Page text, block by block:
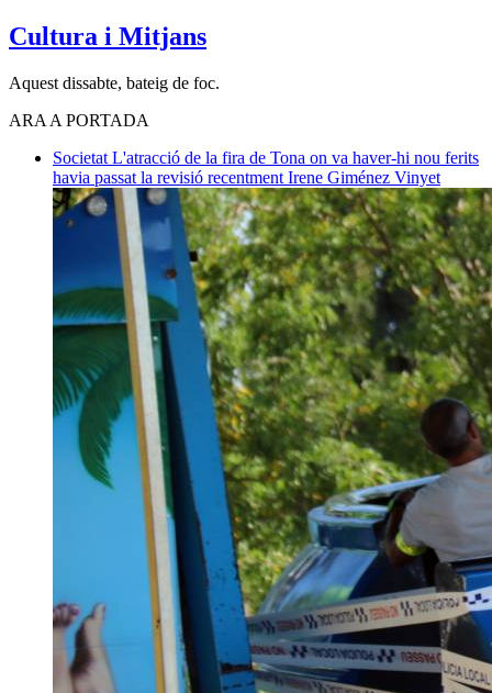
Cultura i Mitjans
Aquest dissabte, bateig de foc.
ARA A PORTADA
Societat L'atracció de la fira de Tona on va haver-hi nou ferits
havia passat la revisió recentment Irene Giménez Vinyet